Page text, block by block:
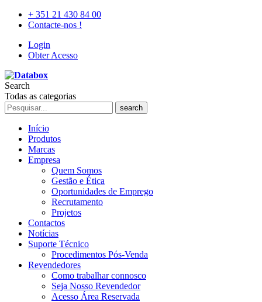
+ 351 21 430 84 00
Contacte-nos !
Login
Obter Acesso
Search
Todas as categorias
search
Início
Produtos
Marcas
Empresa
Quem Somos
Gestão e Ética
Oportunidades de Emprego
Recrutamento
Projetos
Contactos
Notícias
Suporte Técnico
Procedimentos Pós-Venda
Revendedores
Como trabalhar connosco
Seja Nosso Revendedor
Acesso Área Reservada